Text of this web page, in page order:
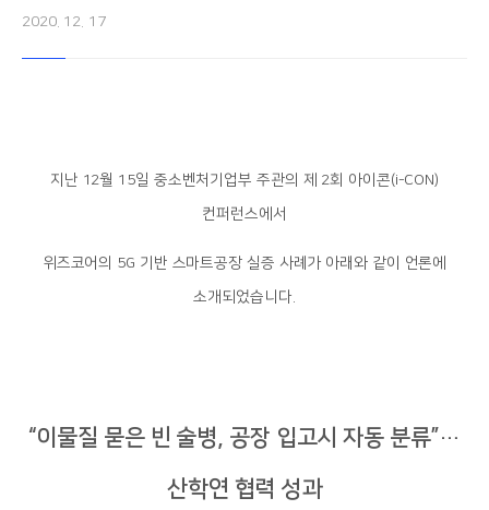
2020. 12. 17
지난 12월 15일 중소벤처기업부 주관의 제 2회 아이콘(i-CON)
컨퍼런스에서
위즈코어의 5G 기반 스마트공장 실증 사례가 아래와 같이 언론에
소개되었습니다.
“이물질 묻은 빈 술병, 공장 입고시 자동 분류”…
산학연 협력 성과